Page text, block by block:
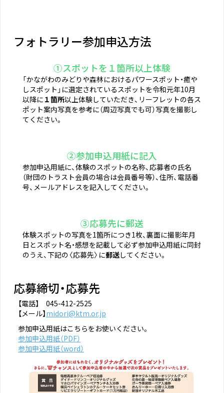
フォトラリー参加申込方法
①スポットを１箇所以上体験
「かながわのみどりや森林におけるパワースポット・癒や
しスポット」に選定されているスポットを令和元年10月
以降に １箇所以上体験していただき、リーフレットの各ス
ポット案内写真を参考に（周辺写真でも可）写真を撮影し
てください。
②参加申込用紙に記入
参加申込用紙に、体験のスポットの名称、応募者の氏名
（財団のトラスト会員の場合は会員番号等）、住所、電話番
号、メールアドレスを記入してください。
③応募先に郵送
体験スポットの写真を1箇所につき1枚、裏面に撮影年月
日とスポット名・感想を記載して必ず参加申込用紙に同封
のうえ、下記の〈応募先〉に郵送してください。
応募締切・応募先
【電話】 045-412-2525
【メール】midori@ktm.or.jp
参加申込用紙はこちらをお使いください。
参加申込用紙（PDF）
参加申込用紙（word）